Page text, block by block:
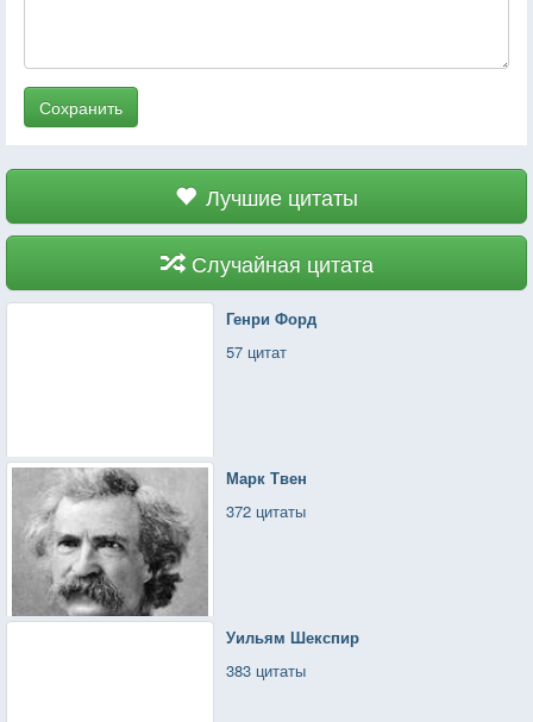
Сохранить
Лучшие цитаты
Случайная цитата
Генри Форд
57 цитат
Марк Твен
372 цитаты
Уильям Шекспир
383 цитаты